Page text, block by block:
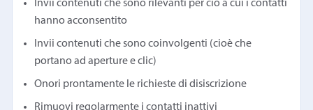
Invii contenuti che sono rilevanti per ciò a cui i contatti
hanno acconsentito
Invii contenuti che sono coinvolgenti (cioè che
portano ad aperture e clic)
Onori prontamente le richieste di disiscrizione
Rimuovi regolarmente i contatti inattivi